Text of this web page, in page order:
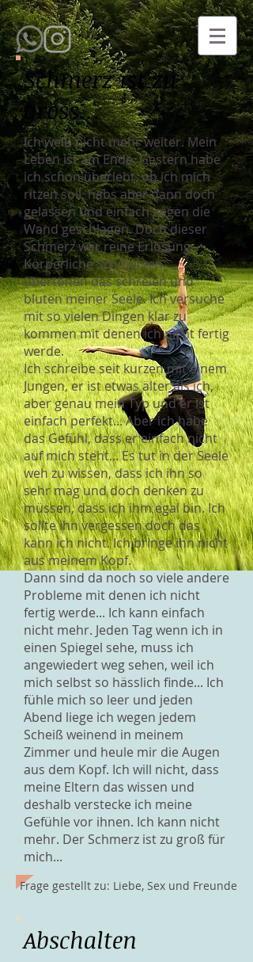
Schmerz ist zu
gross...
Ich weiß nicht mehr weiter. Mein
Leben ist am Ende. Gestern habe
ich schon überlebt, ob ich mich
ritzen soll, habs aber dann doch
gelassen und einfach gegen die
Wand geschlagen. Doch dieser
Schmerz war reine Erlösung.
Körperliche Schmerzen
übertönen das schreien und
bluten meiner Seele. Ich versuche
mit so vielen Dingen klar zu
kommen mit denen ich nicht fertig
werde.
Ich schreibe seit kurzen mit einem
Jungen, er ist etwas älter als ich,
aber genau mein Typ und er ist
einfach perfekt... Aber ich habe
das Gefühl, dass er einfach nicht
auf mich steht... Es tut in der Seele
weh zu wissen, dass ich ihn so
sehr mag und doch denken zu
müssen, dass ich ihm egal bin. Ich
sollte ihn vergessen doch das
kann ich nicht. Ich bringe ihn nicht
aus meinem Kopf.
Dann sind da noch so viele andere
Probleme mit denen ich nicht
fertig werde... Ich kann einfach
nicht mehr. Jeden Tag wenn ich in
einen Spiegel sehe, muss ich
angewiedert weg sehen, weil ich
mich selbst so hässlich finde... Ich
fühle mich so leer und jeden
Abend liege ich wegen jedem
Scheiß weinend in meinem
Zimmer und heule mir die Augen
aus dem Kopf. Ich will nicht, dass
meine Eltern das wissen und
deshalb verstecke ich meine
Gefühle vor ihnen. Ich kann nicht
mehr. Der Schmerz ist zu groß für
mich...
Frage gestellt zu: Liebe, Sex und Freunde
Abschalten